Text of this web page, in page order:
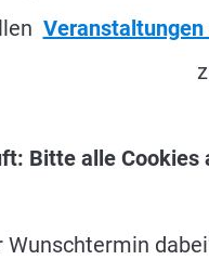
Veranstaltungen
Bitte alle
Wunschtermin